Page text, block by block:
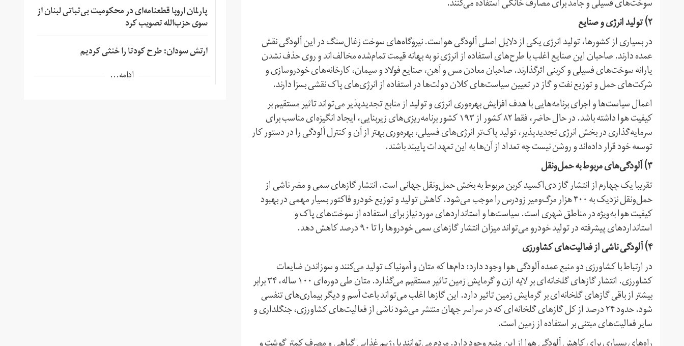
سوخت‌های فسیلی و جامد برای مصارف خانگی استفاده می‌کنند.
۲) تولید انرژی و صنایع
در بسیاری از کشورها، تولید انرژی یکی از دلایل اصلی آلودگی هواست. نیروگاه‌های سوخت زغال‌سنگ در این آلودگی نقش
عمده دارند. صاحبان این صنایع اغلب با طرح‌های استفاده از انرژی نو به بهانه قیمت تمام‌شده مخالف‌اند و روی حذف نشدن
یارانه سوخت‌های فسیلی و کربنی اثرگذارند. صاحبان معادن مس و آهن، صنایع فولاد و سیمان، کارخانه‌های خودروسازی و
شرکت‌های حمل و توزیع نفت و گاز در تعیین سیاست‌های کلان دولت‌ها در استفاده از انرژی‌های پاک نقشی بسزا دارند.
اعمال سیاست‌ها و اجرای برنامه‌هایی با هدف افزایش بهره‌وری انرژی و تولید از منابع تجدید‌پذیر می‌تواند تاثیر مستقیم بر
کیفیت هوا داشته باشد. در حال حاضر، فقط ۸۲ کشور از ۱۹۳ کشور برنامه‌ریزی‌های زیر‌بنایی، ایجاد انگیزه‌ای مناسب برای
سرمایه‌گذاری در بخش انرژی تجدید‌پذیر، تولید پاک‌تر انرژی‌های فسیلی، بهره‌وری بهتر از آن و کنترل آلودگی را در دستور کار
توسعه خود قرار داده‌اند و روشن نیست چه تعداد از آن‌ها به این تعهدات پایبند باشند.
۳) آلودگی‌های مربوط به حمل‌و‌نقل
تقریبا یک چهارم از انتشار گاز دی‌اکسید کربن مربوط به بخش حمل‌و‌نقل جهانی است. انتشار گازهای سمی و مضر ناشی از
حمل‌و‌نقل نزدیک به ۴۰۰ هزار مرگ‌و‌میر زودرس را موجب می‌شود. کاهش تولید و توزیع خودرو فاکتور بسیار مهمی در بهبود
کیفیت هوا به‌ویژه در مناطق شهری است. سیاست‌ها و استانداردهای مورد نیاز برای استفاده از سوخت‌های پاک و
استانداردهای پیشرفته در تولید خودرو می‌تواند میزان انتشار گازهای سمی خودروها را تا ۹۰ درصد کاهش دهد.
۴) آلودگی ناشی از فعالیت‌های کشاورزی
در ارتباط با کشاورزی دو منبع عمده آلودگی هوا وجود دارد: دام‌‌ها که متان و آمونیاک تولید می‌کنند و سوزاندن ضایعات
کشاورزی. انتشار گازهای گلخانه‌ای بر لایه ازن و گرمایش زمین تاثیر مستقیم می‌گذارد. متان طی دوره‌ای ۱۰۰ ساله، ۳۴ برابر
بیشتر از باقی گازهای گلخانه‌ای بر گرمایش زمین تاثیر دارد. این گازها اغلب می‌تواند باعث آسم و دیگر بیماری‌های تنفسی
شود. حدود ۲۴ درصد از کل گازهای گلخانه‌ای که در سراسر جهان منتشر می‌شود ناشی از فعالیت‌های کشاورزی، جنگلداری و
سایر فعالیت‌های مبتنی بر استفاده از زمین است.
پارلمان اروپا قطعنامه‌ای در محکومیت بی‌ثباتی لبنان از
سوی حزب‌الله تصویب کرد
ارتش سودان: طرح کودتا را خنثی کردیم
ادامه...